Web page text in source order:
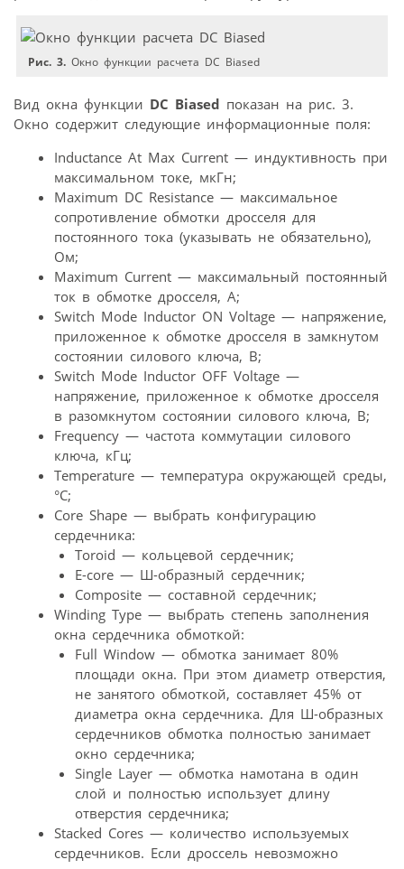
Рис. 3. Окно функции расчета DC Biased
Вид окна функции DC Biased показан на рис. 3.
Окно содержит следующие информационные поля:
Inductance At Max Current — индуктивность при
максимальном токе, мкГн;
Maximum DC Resistance — максимальное
сопротивление обмотки дросселя для
постоянного тока (указывать не обязательно),
Ом;
Maximum Current — максимальный постоянный
ток в обмотке дросселя, А;
Switch Mode Inductor ON Voltage — напряжение,
приложенное к обмотке дросселя в замкнутом
состоянии силового ключа, В;
Switch Mode Inductor OFF Voltage —
напряжение, приложенное к обмотке дросселя
в разомкнутом состоянии силового ключа, В;
Frequency — частота коммутации силового
ключа, кГц;
Temperature — температура окружающей среды,
°С;
Core Shape — выбрать конфигурацию
сердечника:
Toroid — кольцевой сердечник;
E-core — Ш-образный сердечник;
Composite — составной сердечник;
Winding Type — выбрать степень заполнения
окна сердечника обмоткой:
Full Window — обмотка занимает 80%
площади окна. При этом диаметр отверстия,
не занятого обмоткой, составляет 45% от
диаметра окна сердечника. Для Ш-образных
сердечников обмотка полностью занимает
окно сердечника;
Single Layer — обмотка намотана в один
слой и полностью использует длину
отверстия сердечника;
Stacked Cores — количество используемых
сердечников. Если дроссель невозможно